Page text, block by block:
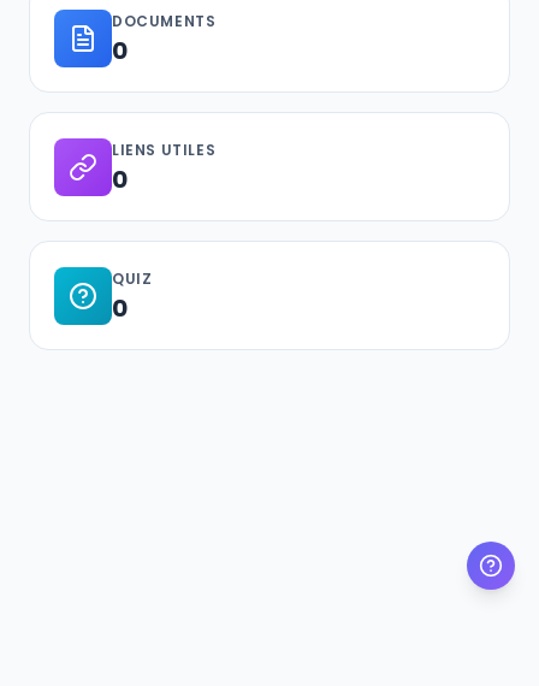
DOCUMENTS
0
LIENS UTILES
0
QUIZ
0